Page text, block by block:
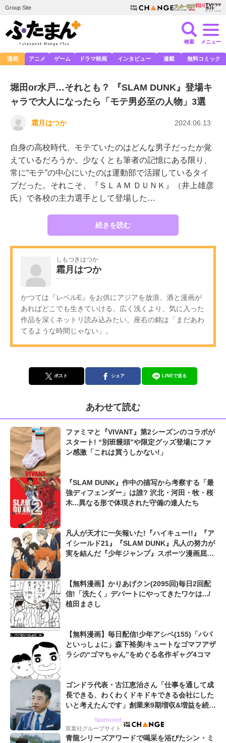
Group Site
検索 メニュー
漫画 アニメ ゲーム ドラマ映画 インタビュー 連載 無料コミック
堀田or水戸…それとも？ 『SLAM DUNK』登場キ
ャラで大人になったら「モテ男必至の人物」3選
霜月はつか 2024.06.13
自身の高校時代、モテていたのはどんな男子だったか覚
えているだろうか。少なくとも筆者の記憶にある限り、
常に“モテ”の中心にいたのは運動部で活躍しているタイ
プだった。それこそ、『ＳＬＡＭ ＤＵＮＫ』（井上雄彦
氏）で各校の主力選手として登場した…
続きを読む
しもつきはつか
霜月はつか
かつては『レベルE』をお供にアジアを放浪、酒と漫画が
あればどこでも生きていける。広く浅くより、気に入った
作品を深くネットリ読み込みたい。座右の銘は「まだあわ
てるような時間じゃない」。
ポスト シェア LINEで送る
あわせて読む
ファミマと『VIVANT』第2シーズンのコラボが
スタート! “別班饅頭”や限定グッズ登場にファ
ン感激「これは買うしかない!」
『SLAM DUNK』作中の描写から考察する「最
強ディフェンダー」は誰? 沢北・河田・牧・桜
木...異なる形で体現された守備の達人たち
凡人が天才に一矢報いた!『ハイキュー!!』『ア
イシールド21』『SLAM DUNK』凡人の努力が
実を結んだ『少年ジャンプ』スポーツ漫画屈指
【無料漫画】かりあげクン(2095回)毎日2回配
信!「洗たく」デパートにやってきたワケは.../
植田まさし
【無料漫画】毎日配信!少年アシベ(155)「パパ
といっしょに」森下裕美/キュートなゴマフアザ
ラシの“ゴマちゃん”をめぐる名作ギャグ4コマ
ゴンドラ代表・古江恵治さん「仕事を通して成
長できる、わくわくドキドキできる会社にした
いと考えたんです」創業来9期増収&増益を続け
Sponsored
双葉社グループサイト
青龍シリーズアワードで喝采を浴びたシン・ミ